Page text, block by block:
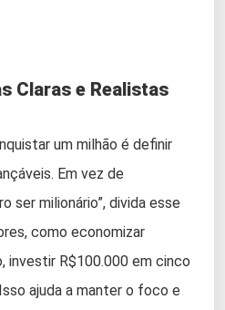
Claras e Realistas
um milhão é definir
Em vez de
ser milionário”, divida esse
como economizar
investir R$100.000 em cinco
ajuda a manter o foco e